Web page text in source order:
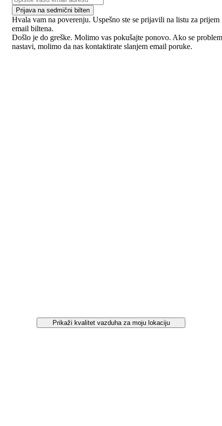
Prijava na sedmični bilten
Hvala vam na poverenju. Uspešno ste se prijavili na listu za prijem
email biltena.
Došlo je do greške. Molimo vas pokušajte ponovo. Ako se
nastavi, molimo da nas kontaktirate slanjem email poruke.
Prikaži kvalitet vazduha za moju lokaciju